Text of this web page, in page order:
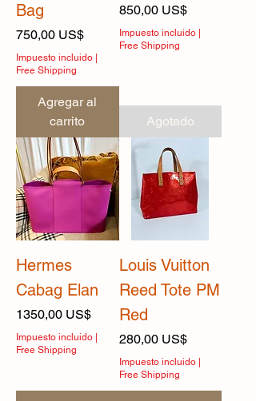
Bag
Precio
750,00 US$
Impuesto incluido
Free Shipping
Agregar al
carrito
Precio
850,00 US$
Impuesto incluido|
Free Shipping
Agotado
Hermes
Cabag Elan
Precio
1350,00 US$
Impuesto incluido |
Free Shipping
Louis Vuitton
Reed Tote PM
Red
Precio
280,00 US$
Impuesto incluido|
Free Shipping